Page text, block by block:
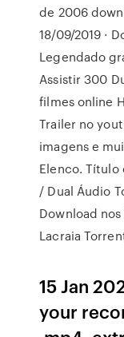
de 2006
18/09/2019 ·
Legendado
Assistir 300
filmes online
Trailer no
imagens e
Elenco.
/ Dual Áudio
Download nos
Lacraia
15 Jan
your